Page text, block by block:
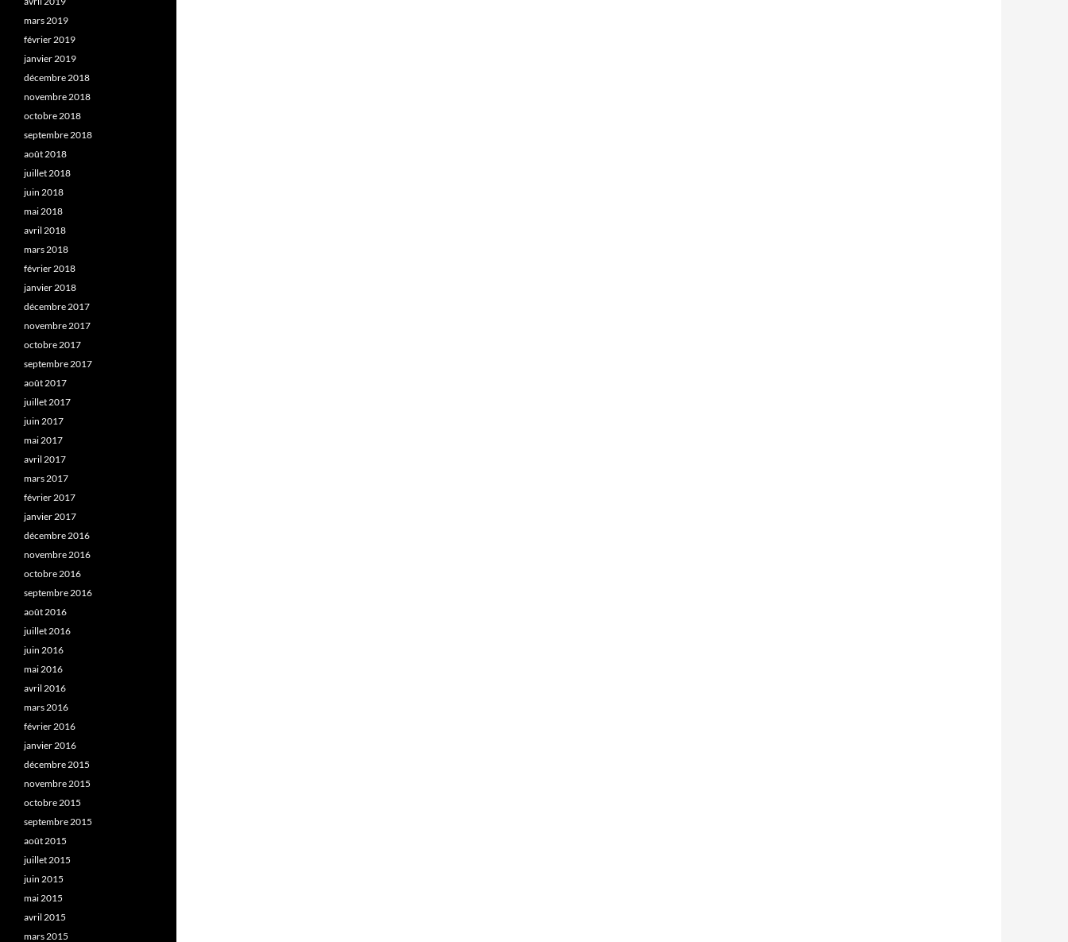
mars 2019
février 2019
janvier 2019
décembre 2018
novembre 2018
octobre 2018
septembre 2018
août 2018
juillet 2018
juin 2018
mai 2018
avril 2018
mars 2018
février 2018
janvier 2018
décembre 2017
novembre 2017
octobre 2017
septembre 2017
août 2017
juillet 2017
juin 2017
mai 2017
avril 2017
mars 2017
février 2017
janvier 2017
décembre 2016
novembre 2016
octobre 2016
septembre 2016
août 2016
juillet 2016
juin 2016
mai 2016
avril 2016
mars 2016
février 2016
janvier 2016
décembre 2015
novembre 2015
octobre 2015
septembre 2015
août 2015
juillet 2015
juin 2015
mai 2015
avril 2015
mars 2015